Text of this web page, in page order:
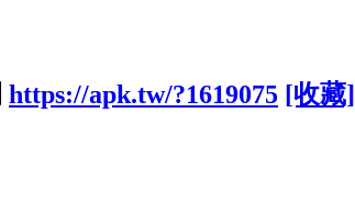
https://apk.tw/?1619075 [收藏]